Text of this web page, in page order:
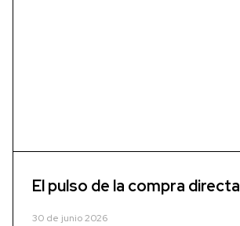
El pulso de la compra directa
30 de junio 2026